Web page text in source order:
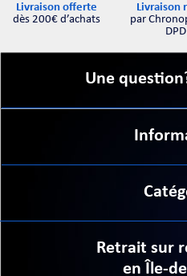
Livraison offerte
dès 200€ d’achats
Livraison
par
DPD
Une
Retrait sur
en Île-